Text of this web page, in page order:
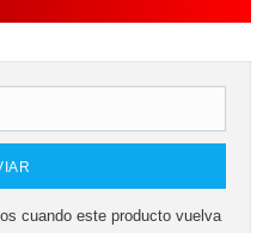
cuando este producto vuelva